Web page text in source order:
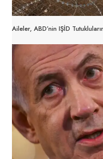
Aileler, ABD’nin IŞİD